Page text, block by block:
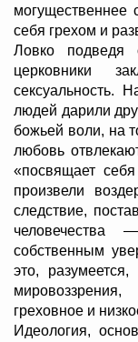
могущественнее
себя грехом и
Ловко подведя
церковники
сексуальность.
людей дарили
божьей воли, на
любовь
«посвящает
произвели
следствие,
собственным
это,
греховное и
Идеология,